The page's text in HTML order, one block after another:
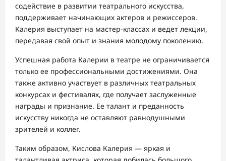
содействие в развитии театрального искусства,
поддерживает начинающих актеров и режиссеров.
Калерия выступает на мастер-классах и ведет лекции,
передавая свой опыт и знания молодому поколению.
Успешная работа Калерии в театре не ограничивается
только ее профессиональными достижениями. Она
также активно участвует в различных театральных
конкурсах и фестивалях, где получает заслуженные
награды и признание. Ее талант и преданность
искусству никогда не оставляют равнодушными
зрителей и коллег.
Таким образом, Кислова Калерия — яркая и